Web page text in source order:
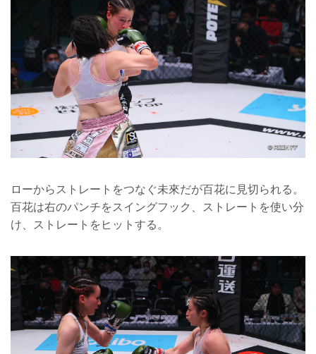
ローからストレートをつなぐ未來だが百花に見切られる。
百花は右のパンチをスイングフック、ストレートを使い分
け、ストレートをヒットする。